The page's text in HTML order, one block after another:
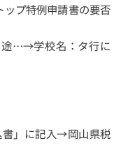
プ特例申請書の要否
途…→学校名：タ行に
書」に記入→岡山県税